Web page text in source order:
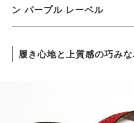
ン パープル レーベル
履き心地と上質感の巧み